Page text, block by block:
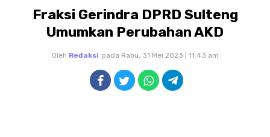
Fraksi Gerindra DPRD Sulteng
Umumkan Perubahan AKD
Oleh Redaksi pada Rabu, 31 Mei 2023 | 11:43 am